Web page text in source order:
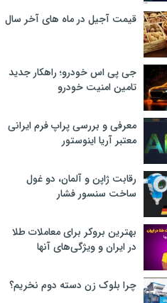
قیمت آجیل در ماه های آخر سال
جی پی اس خودرو؛ راهکار جدید
تامین امنیت خودرو
معرفی و بررسی پراپ فرم ایرانی
معتبر آریا اینوستور
رقابت ژاپن و آلمان، دو غول
ساخت سنسور فشار
بهترین بروکر برای معاملات طلا
در ایران و ویژگی‌های آنها
چرا بلوک زن دسته دوم نخریم؟